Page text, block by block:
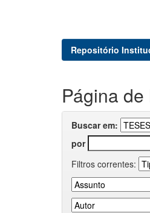
Repositório
Página de
Buscar em:
por
Filtros correntes: